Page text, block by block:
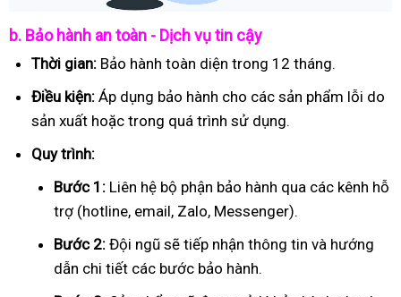
b. Bảo hành an toàn - Dịch vụ tin cậy
Thời gian: Bảo hành toàn diện trong 12 tháng.
Điều kiện: Áp dụng bảo hành cho các sản phẩm lỗi do
sản xuất hoặc trong quá trình sử dụng.
Quy trình:
Bước 1: Liên hệ bộ phận bảo hành qua các kênh hỗ
trợ (hotline, email, Zalo, Messenger).
Bước 2: Đội ngũ sẽ tiếp nhận thông tin và hướng
dẫn chi tiết các bước bảo hành.